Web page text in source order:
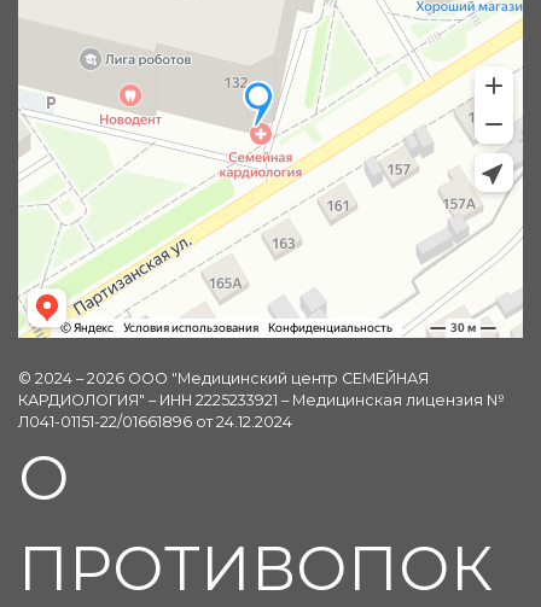
© 2024 – 2026 ООО "Медицинский центр СЕМЕЙНАЯ
КАРДИОЛОГИЯ" – ИНН 2225233921 – Медицинская лицензия №
Л041-01151-22/01661896 от 24.12.2024
О
ПРОТИВОПОК